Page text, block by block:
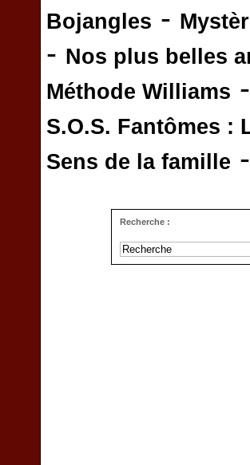
Bojangles -
- Nos plus belles
Méthode Williams -
S.O.S. Fantômes :
Sens de la famille -
Recherche :